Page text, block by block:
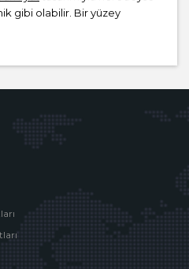
gibi olabilir. Bir yüzey